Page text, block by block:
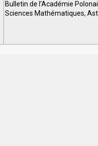
Bulletin de l’Académie
Sciences Mathématiques,